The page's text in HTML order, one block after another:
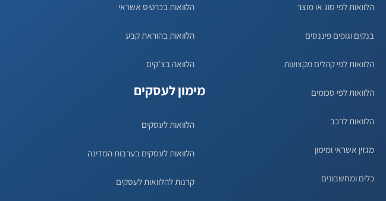
הלוואות לפי סוג או מוצר
בנקים וגופים פיננסים
הלוואות לפי קהלים מקצועות
הלוואות לפי סכומים
הלוואות לרכב
מגזין אשראי ומימון
כלים ומחשבונים
הלוואות בכרטיס אשראי
הלוואות בהוראת קבע
הלוואה בצ'קים
מימון לעסקים
הלוואות לעסקים
הלוואות לעסקים בערבות המדינה
קרנות להלוואות לעסקים